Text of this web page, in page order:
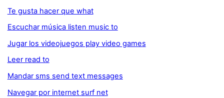
Te gusta hacer que what
Escuchar música listen music to
Jugar los videojuegos play video games
Leer read to
Mandar sms send text messages
Navegar por internet surf net